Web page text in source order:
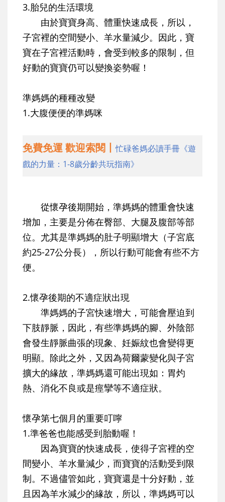
3.胎兒的生活環境
由於寶寶身高、體重快速成長，所以，
子宮裡的空間變小、羊水量減少。因此，寶
寶在子宮裡活動時，會受到較多的限制，但
好動的寶寶仍可以變換姿勢喔！
準媽媽的種種改變
1.大腹便便的準媽咪
免費免運 歡迎索閱丨忙碌爸媽必讀手冊《遊
戲的力量：1-8歲分齡共玩指南》
從懷孕後期開始，準媽媽的體重會快速
增加，主要是分佈在臀部、大腿及腹部等部
位。尤其是準媽媽的肚子明顯增大（子宮底
約25-27公分長），所以行動可能會有些不方
便。
2.懷孕後期的不適症狀出現
準媽媽的子宮快速增大，可能會壓迫到
下肢靜脈，因此，有些準媽媽的腳、外陰部
會發生靜脈曲張的現象、妊娠紋也會變得更
明顯。除此之外，又因為荷爾蒙變化與子宮
擴大的緣故，準媽媽還可能出現如：胃灼
熱、消化不良或是痙攣等不適症狀。
懷孕第七個月的重要叮嚀
1.準爸爸也能感受到胎動喔！
因為寶寶的快速成長，使得子宮裡的空
間變小、羊水量減少，而寶寶的活動受到限
制。不過儘管如此，寶寶還是十分好動，並
且因為羊水減少的緣故，所以，準媽媽可以